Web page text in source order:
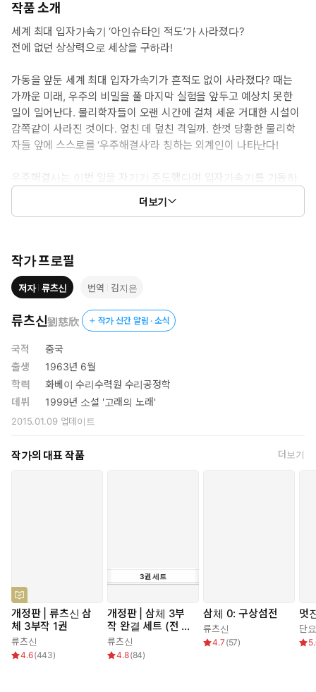
작품 소개
세계 최대 입자가속기 ‘아인슈타인 적도’가 사라졌다?
전에 없던 상상력으로 세상을 구하라!
가동을 앞둔 세계 최대 입자가속기가 흔적도 없이 사라졌다? 때는
가까운 미래, 우주의 비밀을 풀 마지막 실험을 앞두고 예상치 못한
일이 일어난다. 물리학자들이 오랜 시간에 걸쳐 세운 거대한 시설이
감쪽같이 사라진 것이다. 엎친 데 덮친 격일까. 한껏 당황한 물리학
자들 앞에 스스로를 ‘우주해결사’라 칭하는 외계인이 나타난다!
우주해결사는 이번 일을 자기가 주도했다며 입자가속기를 가동하
면 지구는 물론이고, 우주 전체가 큰 위험에 처한다고 말한다. 우주
의 비밀을 풀 기회를 놓친 물리학자들은 우주해결사에게 직접 비밀
이에 한 물리학자가 우주의 질서를 유지하면서 인류가 우주의 비밀
을 알아 낼 방법이 있다며 우주해결사에게 한 가지 제안을 하고, 우
주해결사는 이를 흔쾌히 수락하게 되는데……. 우주해결사는 어떤 조
건으로 물리학자의 제안을 수락했을까? 과연 인류는 우주해결사로
더보기
작가 프로필
저자 류츠신 번역 김지은
류츠신劉慈欣 작가 신간 알림 · 소식
국적
중국
출생
1963년 6월
학력
화베이 수리수력원 수리공정학
데뷔
1999년 소설 '고래의 노래'
2015.01.09 업데이트
작가의 대표 작품 더보기
개정판 | 류츠신 삼
체 3부작 1권
류츠신
4.6(443)
3권 세트
개정판 | 삼체 3부
작 완결 세트 (전 3
권)
류츠신
4.8(84)
삼체 0: 구상섬전
류츠신
4.7 (57)
멋
단요